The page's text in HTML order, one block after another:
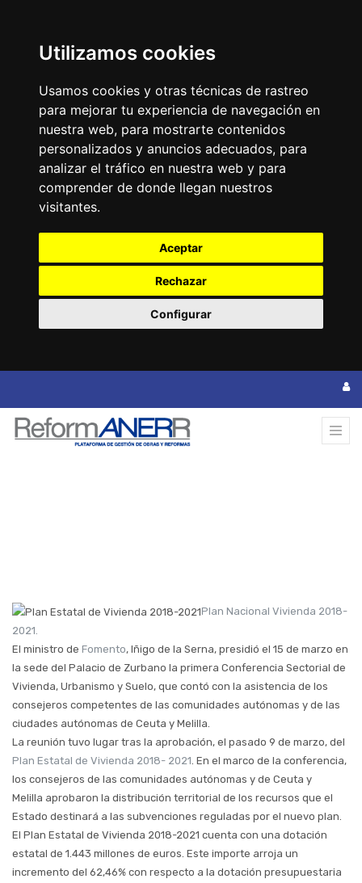
Utilizamos cookies
Usamos cookies y otras técnicas de rastreo
para mejorar tu experiencia de navegación en
nuestra web, para mostrarte contenidos
personalizados y anuncios adecuados, para
analizar el tráfico en nuestra web y para
comprender de donde llegan nuestros
visitantes.
Aceptar
Rechazar
Configurar
Plan Nacional Vivienda 2018-
2021.
El ministro de Fomento, Iñigo de la Serna, presidió el 15 de marzo en
la sede del Palacio de Zurbano la primera Conferencia Sectorial de
Vivienda, Urbanismo y Suelo, que contó con la asistencia de los
consejeros competentes de las comunidades autónomas y de las
ciudades autónomas de Ceuta y Melilla.
La reunión tuvo lugar tras la aprobación, el pasado 9 de marzo, del
Plan Estatal de Vivienda 2018- 2021. En el marco de la conferencia,
los consejeros de las comunidades autónomas y de Ceuta y
Melilla aprobaron la distribución territorial de los recursos que el
Estado destinará a las subvenciones reguladas por el nuevo plan.
El Plan Estatal de Vivienda 2018-2021 cuenta con una dotación
estatal de 1.443 millones de euros. Este importe arroja un
incremento del 62,46% con respecto a la dotación presupuestaria